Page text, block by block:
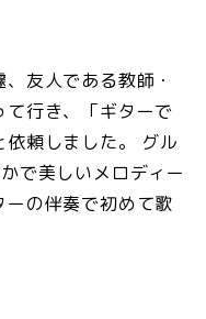
友人である教師・
行き、「ギターで
頼しました。 グル
で美しいメロディー
の伴奏で初めて歌